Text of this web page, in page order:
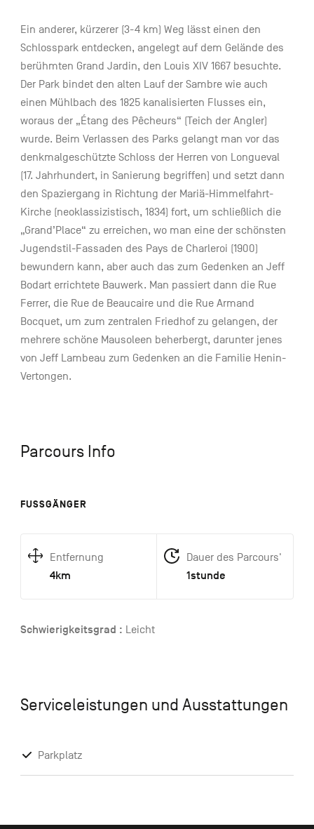
Ein anderer, kürzerer (3-4 km) Weg lässt einen den
Schlosspark entdecken, angelegt auf dem Gelände des
berühmten Grand Jardin, den Louis XIV 1667 besuchte.
Der Park bindet den alten Lauf der Sambre wie auch
einen Mühlbach des 1825 kanalisierten Flusses ein,
woraus der „Étang des Pêcheurs“ (Teich der Angler)
wurde. Beim Verlassen des Parks gelangt man vor das
denkmalgeschützte Schloss der Herren von Longueval
(17. Jahrhundert, in Sanierung begriffen) und setzt dann
den Spaziergang in Richtung der Mariä-Himmelfahrt-
Kirche (neoklassizistisch, 1834) fort, um schließlich die
„Grand’Place“ zu erreichen, wo man eine der schönsten
Jugendstil-Fassaden des Pays de Charleroi (1900)
bewundern kann, aber auch das zum Gedenken an Jeff
Bodart errichtete Bauwerk. Man passiert dann die Rue
Ferrer, die Rue de Beaucaire und die Rue Armand
Bocquet, um zum zentralen Friedhof zu gelangen, der
mehrere schöne Mausoleen beherbergt, darunter jenes
von Jeff Lambeau zum Gedenken an die Familie Henin-
Vertongen.
Parcours Info
FUSSGÄNGER
Entfernung
4km
Dauer des Parcours'
1stunde
Schwierigkeitsgrad : Leicht
Serviceleistungen und Ausstattungen
Parkplatz